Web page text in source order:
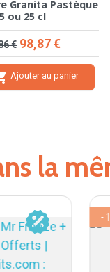
Granita Pastèque
ou 25 cl
base
€ Prix
98,87 €
Ajouter au panier
la